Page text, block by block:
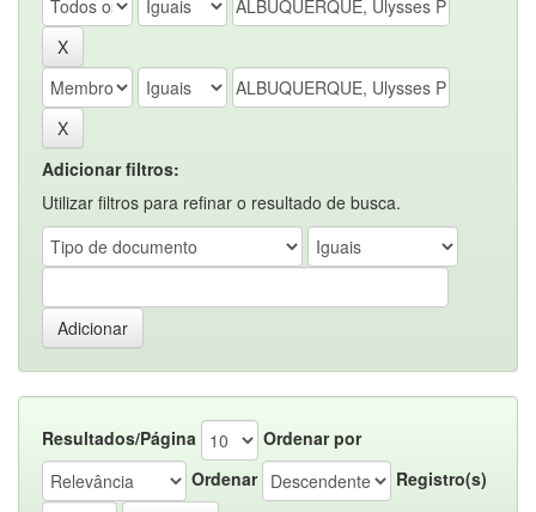
Adicionar filtros:
Utilizar filtros para refinar o resultado de busca.
Resultados/Página
Ordenar por
Ordenar
Registro(s)